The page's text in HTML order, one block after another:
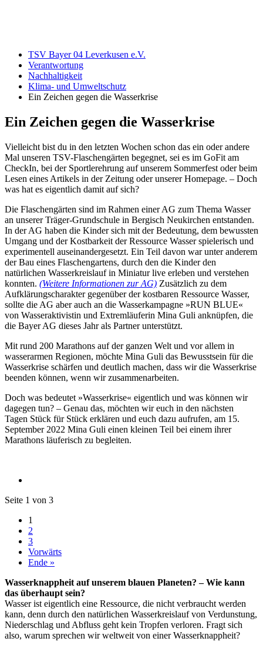
TSV Bayer 04 Leverkusen e.V.
Verantwortung
Nachhaltigkeit
Klima- und Umweltschutz
Ein Zeichen gegen die Wasserkrise
Ein Zeichen gegen die Wasserkrise
Vielleicht bist du in den letzten Wochen schon das ein oder andere
Mal unseren TSV-Flaschengärten begegnet, sei es im GoFit am
CheckIn, bei der Sportlerehrung auf unserem Sommerfest oder beim
Lesen eines Artikels in der Zeitung oder unserer Homepage. – Doch
was hat es eigentlich damit auf sich?
Die Flaschengärten sind im Rahmen einer AG zum Thema Wasser
an unserer Träger-Grundschule in Bergisch Neukirchen entstanden.
In der AG haben die Kinder sich mit der Bedeutung, dem bewussten
Umgang und der Kostbarkeit der Ressource Wasser spielerisch und
experimentell auseinandergesetzt. Ein Teil davon war unter anderem
der Bau eines Flaschengartens, durch den die Kinder den
natürlichen Wasserkreislauf in Miniatur live erleben und verstehen
konnten. (Weitere Informationen zur AG) Zusätzlich zu dem
Aufklärungscharakter gegenüber der kostbaren Ressource Wasser,
sollte die AG aber auch an die Wasserkampagne »RUN BLUE«
von Wasseraktivistin und Extremläuferin Mina Guli anknüpfen, die
die Bayer AG dieses Jahr als Partner unterstützt.
Mit rund 200 Marathons auf der ganzen Welt und vor allem in
wasserarmen Regionen, möchte Mina Guli das Bewusstsein für die
Wasserkrise schärfen und deutlich machen, dass wir die Wasserkrise
beenden können, wenn wir zusammenarbeiten.
Doch was bedeutet »Wasserkrise« eigentlich und was können wir
dagegen tun? – Genau das, möchten wir euch in den nächsten
Tagen Stück für Stück erklären und euch dazu aufrufen, am 15.
September 2022 Mina Guli einen kleinen Teil bei einem ihrer
Marathons läuferisch zu begleiten.
Seite 1 von 3
1
2
3
Vorwärts
Ende »
Wasserknappheit auf unserem blauen Planeten? – Wie kann
das überhaupt sein?
Wasser ist eigentlich eine Ressource, die nicht verbraucht werden
kann, denn durch den natürlichen Wasserkreislauf von Verdunstung,
Niederschlag und Abfluss geht kein Tropfen verloren. Fragt sich
also, warum sprechen wir weltweit von einer Wasserknappheit?